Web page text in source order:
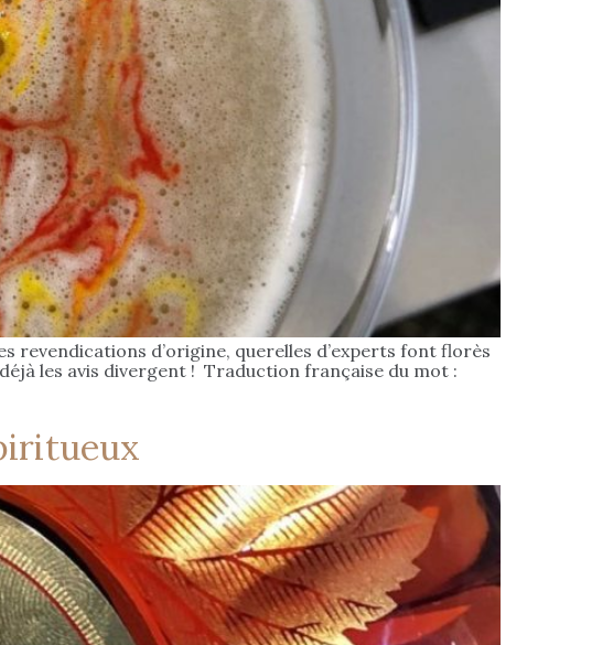
revendications d’origine, querelles d’experts font florès
les avis divergent ! Traduction française du mot :